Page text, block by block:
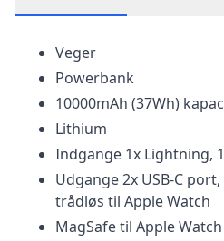
Veger
Powerbank
10000mAh (37Wh)
Lithium
Indgange 1x Lightning,
Udgange 2x USB-C
trådløs til Apple Watch
MagSafe til Apple Watch